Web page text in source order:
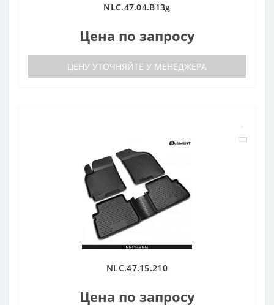
NLC.47.04.B13g
Цена по запросу
ЦЕНУ УТОЧНЯЙТЕ У МЕНЕДЖЕРА
NLC.47.15.210
Цена по запросу